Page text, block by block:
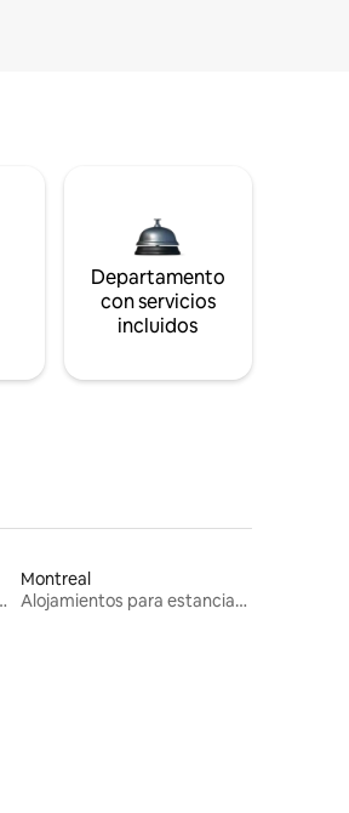
Departamento
con servicios
incluidos
largas
Montreal
Alojamientos para estancias largas